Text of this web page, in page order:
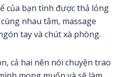
của bạn tình được thả lỏng
nhau tắm, massage
tay và chút xà phòng.
cả hai nên nói chuyện trao